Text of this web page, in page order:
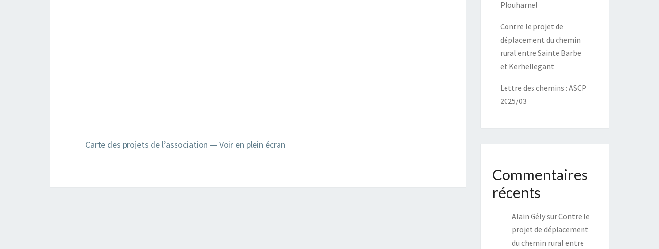
Carte des projets de l’association — Voir en plein écran
Plouharnel
Contre le projet de
déplacement du chemin
rural entre Sainte Barbe
et Kerhellegant
Lettre des chemins : ASCP
2025/03
Commentaires
récents
Alain GélysurContre le
projet de déplacement
du chemin rural entre